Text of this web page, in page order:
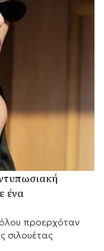
ένα
προερχόταν
σιλουέτας